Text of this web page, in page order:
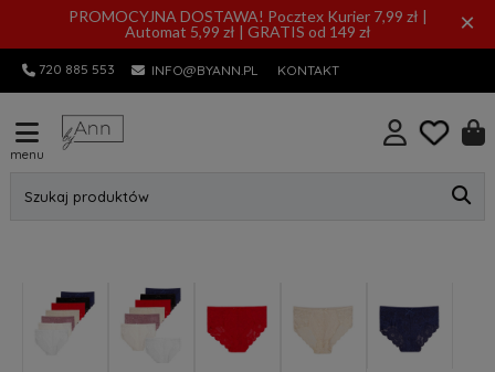
PROMOCYJNA DOSTAWA! Pocztex Kurier 7,99 zł |
Automat 5,99 zł | GRATIS od 149 zł
×
720 885 553 INFO@BYANN.PL KONTAKT
menu
Szukaj produktów